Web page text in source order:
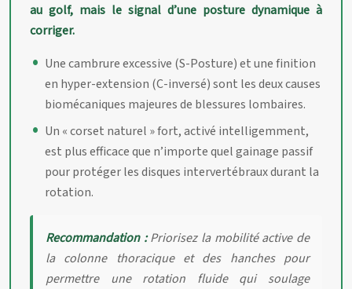
au golf, mais le signal d’une posture dynamique à
corriger.
Une cambrure excessive (S-Posture) et une finition
en hyper-extension (C-inversé) sont les deux causes
biomécaniques majeures de blessures lombaires.
Un « corset naturel » fort, activé intelligemment,
est plus efficace que n’importe quel gainage passif
pour protéger les disques intervertébraux durant la
rotation.
Recommandation :Priorisez la mobilité active de
la colonne thoracique et des hanches pour
permettre une rotation fluide qui soulage